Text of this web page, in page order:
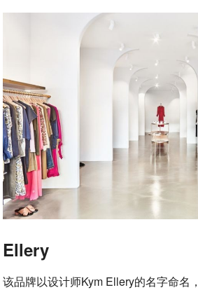
Ellery
该品牌以设计师Kym Ellery的名字命名